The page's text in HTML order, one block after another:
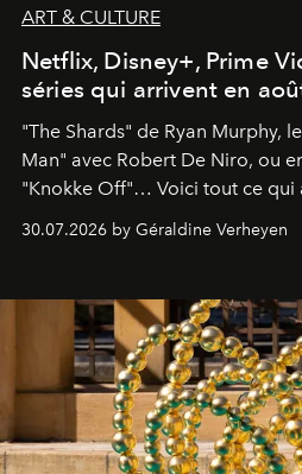
ART & CULTURE
Netflix, Disney+, Prime
séries qui arrivent en
"The Shards" de Ryan Murphy,
Man" avec Robert De Niro, ou
"Knokke Off"… Voici tout ce qui
plateformes de streaming en
30.07.2026 by Géraldine Verheyen